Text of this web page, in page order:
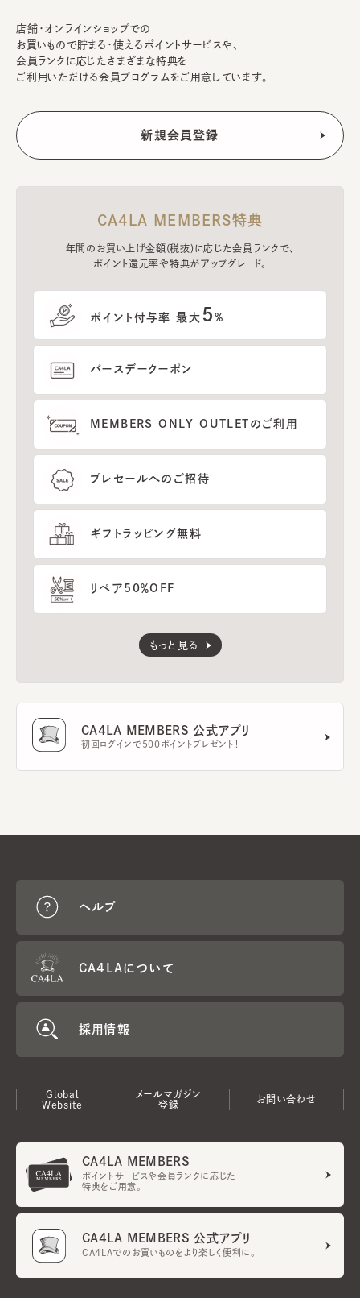
店舗・オンラインショップでの
お買いもので貯まる・使えるポイントサービスや、
会員ランクに応じたさまざまな特典を
ご利用いただける会員プログラムをご用意しています。
CA4LA MEMBERS特典
年間のお買い上げ金額(税抜)に応じた会員ランクで、
ポイント還元率や特典がアップグレード。
ポイント付与率 最大 5%
バースデークーポン
MEMBERS ONLY OUTLETのご利用
プレセールへのご招待
ギフトラッピング無料
リペア50％OFF
もっと見る
CA4LA MEMBERS 公式アプリ
初回ログインで500ポイントプレゼント！
ヘルプ
CA4LAについて
採用情報
Global
Website
メールマガジン
登録
お問い合わせ
CA4LA MEMBERS
ポイントサービスや会員ランクに応じた
特典をご用意。
CA4LA MEMBERS 公式アプリ
CA4LAでのお買いものをより楽しく便利に。